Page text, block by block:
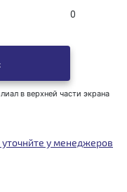
0
в верхней части экрана
у менеджеров